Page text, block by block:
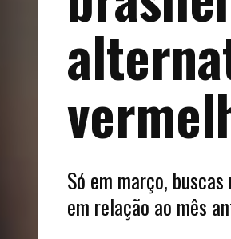
Só em março,
em relação ao mês